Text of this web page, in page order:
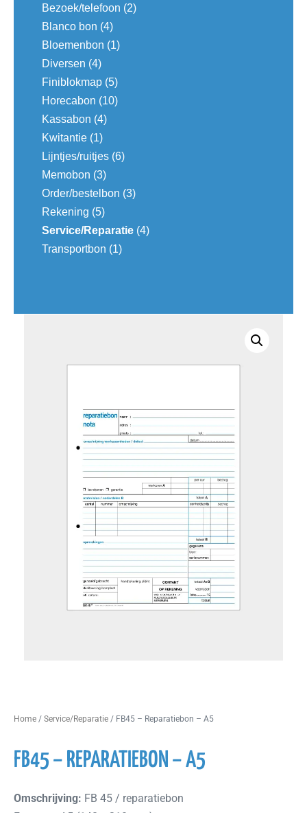
Home / Service/Reparatie / FB45 – Reparatiebon – A5
FB45 – REPARATIEBON – A5
Omschrijving: FB 45 / reparatiebon
Bezoek/telefoon (2)
Blanco bon (4)
Bloemenbon (1)
Diversen (4)
Finiblokmap (5)
Horecabon (10)
Kassabon (4)
Kwitantie (1)
Lijntjes/ruitjes (6)
Memobon (3)
Order/bestelbon (3)
Rekening (5)
Service/Reparatie (4)
Transportbon (1)